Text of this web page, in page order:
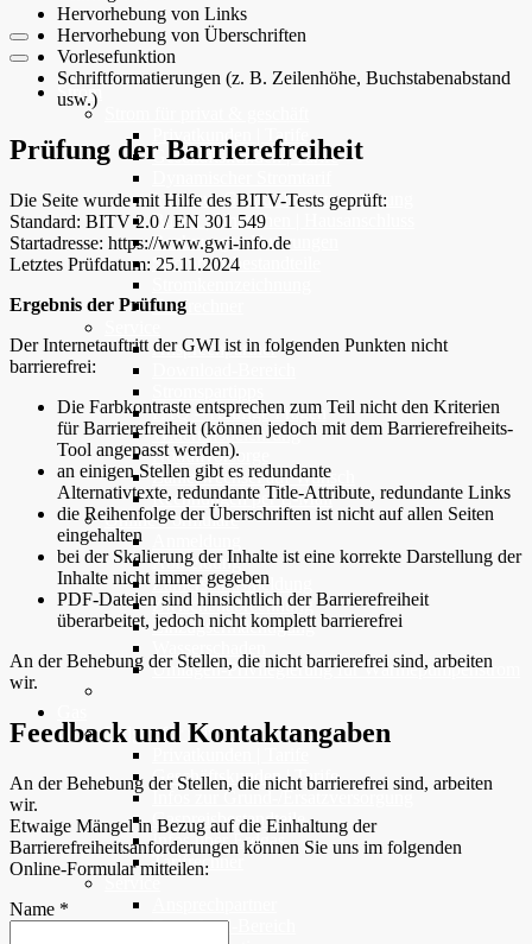
Strom
Privatkunden | Tarife
Geschäftskunden | Tarife
Infos zur Grund-/Ersatzversorgung
Bauen | Umziehen | Hausanschluss
Rechnungserläuterungen
Strompreisbestandteile
Tarifrechner
Ansprechpartner
FAQ – Häufige Fragen
Widerrufsbelehrung
Notfallvorsorge
Zählerwechsel auf Wunsch
Rechnungen per E-Mail
Online-Formulare
Abmeldung
Zählerstandsmeldung
Zwischenabrechnung
Einzugsermächtigung
Umlagen-Privilegierung für Wärmepumpenstrom
Erdgas für privat & geschäft
Geschäftskunden | Tarife
Infos zur Grund-/Ersatzversorgung
Gaspreisbestandteile
Infos über Erdgas
Tarifrechner
Download-Bereich
Hervorhebung von Links
Hervorhebung von Überschriften
Vorlesefunktion
Schriftformatierungen (z. B. Zeilenhöhe, Buchstabenabstand
usw.)
Prüfung der Barrierefreiheit
Die Seite wurde mit Hilfe des BITV-Tests geprüft:
Standard: BITV 2.0 / EN 301 549
Startadresse: https://www.gwi-info.de
Letztes Prüfdatum: 25.11.2024
Ergebnis der Prüfung
Der Internetauftritt der GWI ist in folgenden Punkten nicht
barrierefrei:
Die Farbkontraste entsprechen zum Teil nicht den Kriterien
für Barrierefreiheit (können jedoch mit dem Barrierefreiheits-
Tool angepasst werden).
an einigen Stellen gibt es redundante
Alternativtexte, redundante Title-Attribute, redundante Links
die Reihenfolge der Überschriften ist nicht auf allen Seiten
eingehalten
bei der Skalierung der Inhalte ist eine korrekte Darstellung der
Inhalte nicht immer gegeben
PDF-Dateien sind hinsichtlich der Barrierefreiheit
überarbeitet, jedoch nicht komplett barrierefrei
An der Behebung der Stellen, die nicht barrierefrei sind, arbeiten
wir.
Feedback und Kontaktangaben
An der Behebung der Stellen, die nicht barrierefrei sind, arbeiten
wir.
Etwaige Mängel in Bezug auf die Einhaltung der
Barrierefreiheitsanforderungen können Sie uns im folgenden
Online-Formular mitteilen:
Name *